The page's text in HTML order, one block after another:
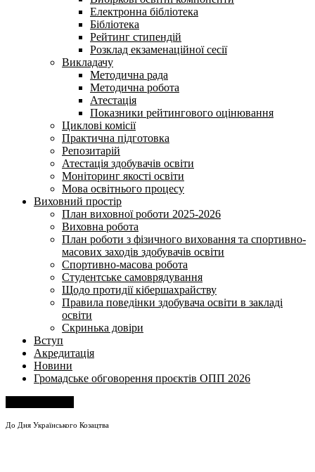
Електронна бібліотека
Бібліотека
Рейтинг стипендій
Розклад екзаменаційної сесії
Викладачу
Методична рада
Методична робота
Атестація
Показники рейтингового оцінювання
Циклові комісії
Практична підготовка
Репозитарій
Атестація здобувачів освіти
Моніторинг якості освіти
Мова освітнього процесу
Виховний простір
План виховної роботи 2025-2026
Виховна робота
План роботи з фізичного виховання та спортивно-
масових заходів здобувачів освіти
Спортивно-масова робота
Студентське самоврядування
Щодо протидії кібершахрайству
Правила поведінки здобувача освіти в закладі
освіти
Скринька довіри
Вступ
Акредитація
Новини
Громадське обговорення проєктів ОПП 2026
До Дня Українського Козацтва